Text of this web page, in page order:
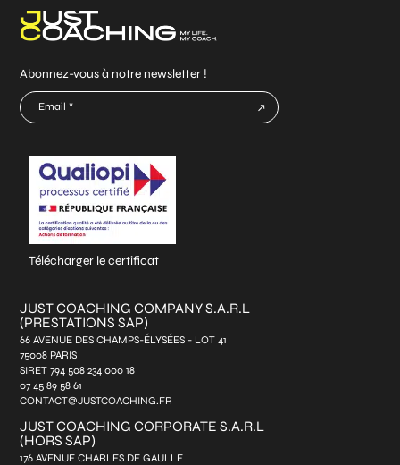
Abonnez-vous à notre newsletter !
E-
mail
*
Télécharger le certificat
JUST COACHING COMPANY S.A.R.L
(PRESTATIONS SAP)
66 AVENUE DES CHAMPS-ÉLYSÉES - LOT 41
75008 PARIS
SIRET 794 508 234 000 18
07 45 89 58 61
CONTACT@JUSTCOACHING.FR
JUST COACHING CORPORATE S.A.R.L
(HORS SAP)
176 AVENUE CHARLES DE GAULLE